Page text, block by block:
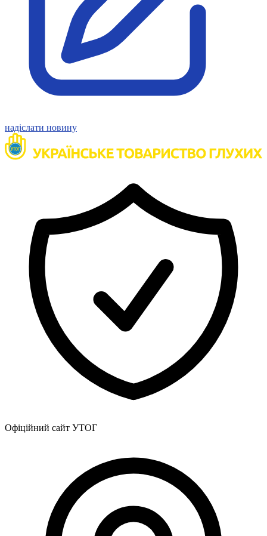
Атестація
Безбар'єрність для глухих
Вінницька область
Волинська область
Дніпропетровська область
Закарпатська область
Київська область
Миколаївська область
Одеська область
Полтавська область
Тернопільська область
Харківська область
Херсонська область
Хмельницька область
Черкаська область
Чернівецька область
Особи відповідальні за контактування з
питань укладення договорів
Вивчаємо жестову мову
Новини про жестову мову
Ресурс для вивчення жестових мов різних країн
Проєкт "Жестова мова для поліцейських"
Про шахрайські схеми
ВІКТОРИНА
На допомогу військовим
Медична термінологія жестовою мовою
надіслати новину
Офіційний сайт УТОГ